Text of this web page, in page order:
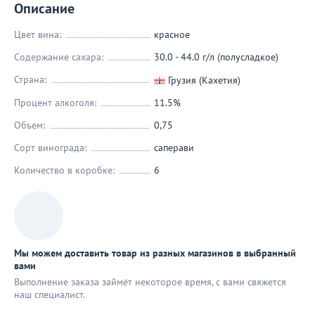
Описание
Цвет вина:
красное
Содержание сахара:
30.0 - 44.0 г/л (полусладкое)
Страна:
Грузия (Кахетия)
Процент алкоголя:
11.5%
Объем:
0,75
Сорт винограда:
саперави
Количество в коробке:
6
Мы можем доставить товар из разных магазинов в выбранный
вами
Выполнение заказа займёт некоторое время, с вами свяжется
наш специaлист.